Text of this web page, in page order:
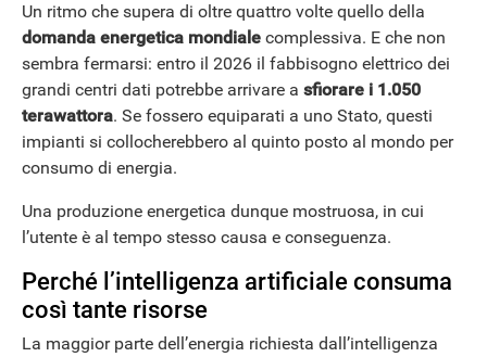
ANDROID
Un ritmo che supera di oltre quattro volte quello della
domanda energetica mondiale complessiva. E che non
sembra fermarsi: entro il 2026 il fabbisogno elettrico dei
grandi centri dati potrebbe arrivare a sfiorare i 1.050
terawattora. Se fossero equiparati a uno Stato, questi
impianti si collocherebbero al quinto posto al mondo per
consumo di energia.
Una produzione energetica dunque mostruosa, in cui
l’utente è al tempo stesso causa e conseguenza.
Perché l’intelligenza artificiale consuma
così tante risorse
La maggior parte dell’energia richiesta dall’intelligenza